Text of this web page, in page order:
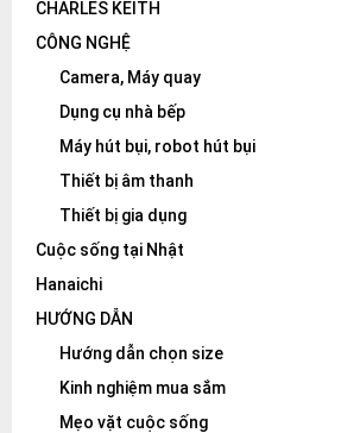
CHARLES KEITH
CÔNG NGHỆ
Camera, Máy quay
Dụng cụ nhà bếp
Máy hút bụi, robot hút bụi
Thiết bị âm thanh
Thiết bị gia dụng
Cuộc sống tại Nhật
Hanaichi
HƯỚNG DẪN
Hướng dẫn chọn size
Kinh nghiệm mua sắm
Mẹo vặt cuộc sống